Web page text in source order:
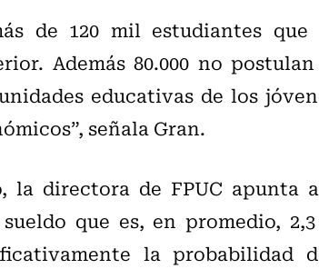
de 120 mil estudiantes
Además 80.000 no
educativas de los
señala Gran.
la directora de FPUC apunta
que es, en promedio,
la probabilidad